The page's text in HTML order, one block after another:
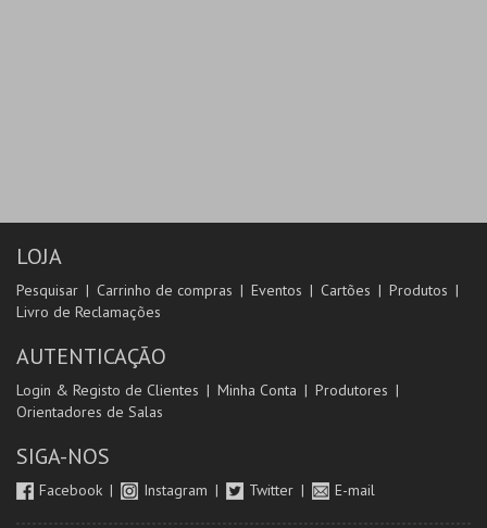
LOJA
Pesquisar Carrinho de compras Eventos Cartões
Produtos
Livro de Reclamações
AUTENTICAÇÃO
Login & Registo de Clientes Minha Conta
Produtores
Orientadores de Salas
SIGA-NOS
Facebook Instagram Twitter E-mail